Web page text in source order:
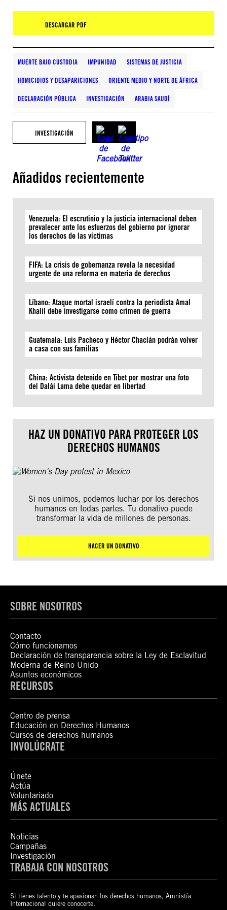
DESCARGAR PDF
MUERTE BAJO CUSTODIA IMPUNIDAD SISTEMAS DE JUSTICIA
HOMICIDIOS Y DESAPARICIONES ORIENTE MEDIO Y NORTE DE ÁFRICA
DECLARACIÓN PÚBLICA INVESTIGACIÓN ARABIA SAUDÍ
INVESTIGACIÓN
Añadidos recientemente
Venezuela: El escrutinio y la justicia internacional deben
prevalecer ante los esfuerzos del gobierno por ignorar
los derechos de las víctimas
FIFA: La crisis de gobernanza revela la necesidad
urgente de una reforma en materia de derechos
Líbano: Ataque mortal israelí contra la periodista Amal
Khalil debe investigarse como crimen de guerra
Guatemala: Luis Pacheco y Héctor Chaclán podrán volver
a casa con sus familias
China: Activista detenido en Tíbet por mostrar una foto
del Dalái Lama debe quedar en libertad
HAZ UN DONATIVO PARA PROTEGER LOS
DERECHOS HUMANOS
Si nos unimos, podemos luchar por los derechos
humanos en todas partes. Tu donativo puede
transformar la vida de millones de personas.
HACER UN DONATIVO
SOBRE NOSOTROS
Contacto
Cómo funcionamos
Declaración de transparencia sobre la Ley de Esclavitud
Moderna de Reino Unido
Asuntos económicos
RECURSOS
Centro de prensa
Educación en Derechos Humanos
Cursos de derechos humanos
INVOLÚCRATE
Únete
Actúa
Voluntariado
MÁS ACTUALES
Noticias
Campañas
Investigación
TRABAJA CON NOSOTROS
Si tienes talento y te apasionan los derechos humanos, Amnistía
Internacional quiere conocerte.